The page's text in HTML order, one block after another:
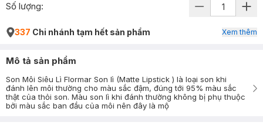
Số lượng:
337 Chi nhánh tạm hết sản phẩm Xem thêm
Mô tả sản phẩm
Son Môi Siêu Lì Flormar Son lì (Matte Lipstick ) là loại son khi
đánh lên môi thường cho màu sắc đậm, đúng tới 95% màu sắc
thật của thỏi son. Màu son lì khi đánh thường không bị phụ thuộc
bởi màu sắc ban đầu của môi nên đây là mộ